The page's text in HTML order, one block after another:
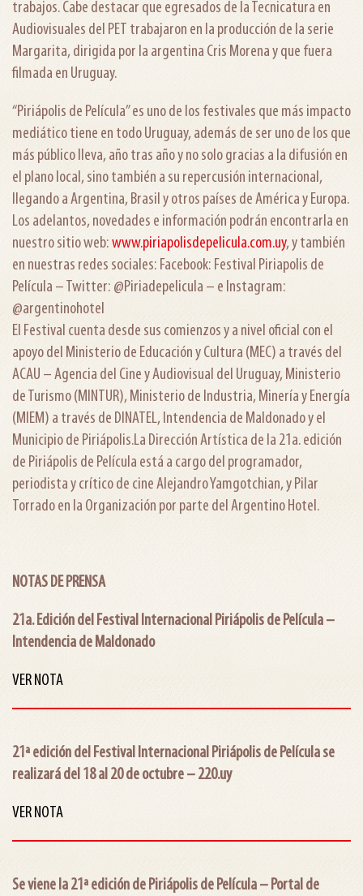
trabajos. Cabe destacar que egresados de la Tecnicatura en
Audiovisuales del PET trabajaron en la producción de la serie
Margarita, dirigida por la argentina Cris Morena y que fuera
filmada en Uruguay.
“Piriápolis de Película” es uno de los festivales que más impacto
mediático tiene en todo Uruguay, además de ser uno de los que
más público lleva, año tras año y no solo gracias a la difusión en
el plano local, sino también a su repercusión internacional,
llegando a Argentina, Brasil y otros países de América y Europa.
Los adelantos, novedades e información podrán encontrarla en
nuestro sitio web:www.piriapolisdepelicula.com.uy, y también
en nuestras redes sociales: Facebook: Festival Piriapolis de
Película – Twitter: @Piriadepelicula – e Instagram:
@argentinohotel
El Festival cuenta desde sus comienzos y a nivel oficial con el
apoyo del Ministerio de Educación y Cultura (MEC) a través del
ACAU – Agencia del Cine y Audiovisual del Uruguay, Ministerio
de Turismo (MINTUR), Ministerio de Industria, Minería y Energía
(MIEM) a través de DINATEL, Intendencia de Maldonado y el
Municipio de Piriápolis.La Dirección Artística de la 21a. edición
de Piriápolis de Película está a cargo del programador,
periodista y crítico de cine Alejandro Yamgotchian, y Pilar
Torrado en la Organización por parte del Argentino Hotel.
NOTAS DE PRENSA
21a. Edición del Festival Internacional Piriápolis de Película –
Intendencia de Maldonado
VER NOTA
21ª edición del Festival Internacional Piriápolis de Película se
realizará del 18 al 20 de octubre – 220.uy
VER NOTA
Se viene la 21ª edición de Piriápolis de Película – Portal de